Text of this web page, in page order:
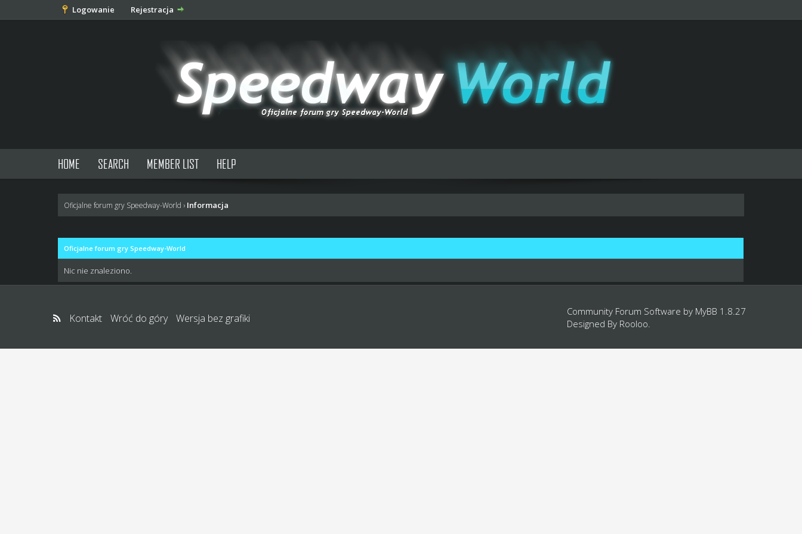
Logowanie Rejestracja
HOME SEARCH MEMBER LIST HELP
Oficjalne forum gry Speedway-World › Informacja
Oficjalne forum gry Speedway-World
Nic nie znaleziono.
Kontakt Wróć do góry Wersja bez grafiki
Community Forum Software by MyBB 1.8.27
Designed By Rooloo.